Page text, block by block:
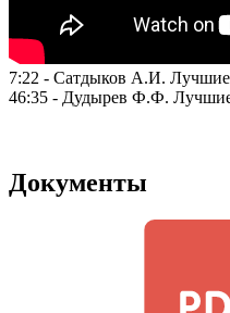
7:22 - Сатдыков А.И.
46:35 - Дудырев Ф.Ф. Лучшие
Документы